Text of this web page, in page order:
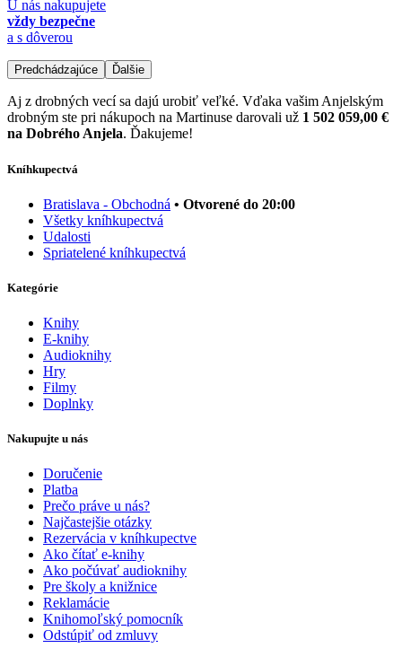
U nás nakupujete
vždy bezpečne
a s dôverou
Predchádzajúce Ďalšie
Aj z drobných vecí sa dajú urobiť veľké. Vďaka vašim Anjelským
drobným ste pri nákupoch na Martinuse darovali už 1 502 059,00 €
na Dobrého Anjela. Ďakujeme!
Kníhkupectvá
Bratislava - Obchodná • Otvorené do 20:00
Všetky kníhkupectvá
Udalosti
Spriatelené kníhkupectvá
Kategórie
Knihy
E-knihy
Audioknihy
Hry
Filmy
Doplnky
Nakupujte u nás
Doručenie
Platba
Prečo práve u nás?
Najčastejšie otázky
Rezervácia v kníhkupectve
Ako čítať e-knihy
Ako počúvať audioknihy
Pre školy a knižnice
Reklamácie
Knihomoľský pomocník
Odstúpiť od zmluvy